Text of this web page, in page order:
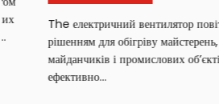
The електричний вентилятор
рішенням для обігріву майстерень,
майданчиків і промислових об’єктів,
ефективно...